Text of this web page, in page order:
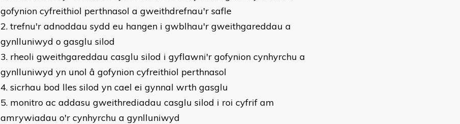
gofynion cyfreithiol perthnasol a gweithdrefnau'r safle
trefnu'r adnoddau sydd eu hangen i gwblhau'r gweithgareddau a
gynlluniwyd o gasglu silod
rheoli gweithgareddau casglu silod i gyflawni'r gofynion cynhyrchu a
gynlluniwyd yn unol â gofynion cyfreithiol perthnasol
sicrhau bod lles silod yn cael ei gynnal wrth gasglu
monitro ac addasu gweithrediadau casglu silod i roi cyfrif am
amrywiadau o'r cynhyrchu a gynlluniwyd